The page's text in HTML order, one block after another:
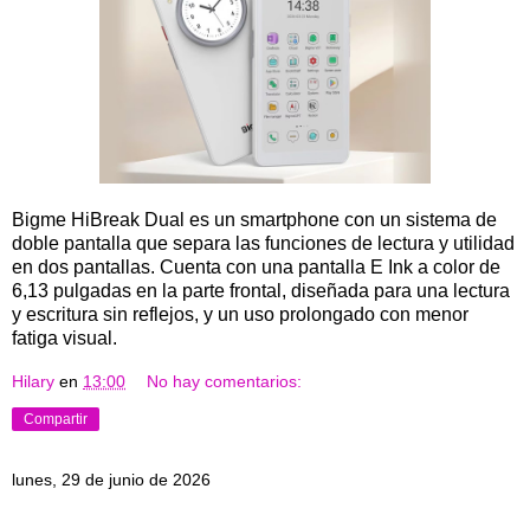
Bigme HiBreak Dual es un smartphone con un sistema de
doble pantalla que separa las funciones de lectura y utilidad
en dos pantallas. Cuenta con una pantalla E Ink a color de
6,13 pulgadas en la parte frontal, diseñada para una lectura
y escritura sin reflejos, y un uso prolongado con menor
fatiga visual.
Hilary en 13:00 No hay comentarios:
Compartir
lunes, 29 de junio de 2026